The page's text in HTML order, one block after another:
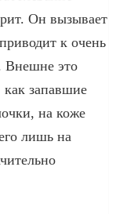
Он вызывает
к очень
Внешне это
запавшие
на коже
лишь на